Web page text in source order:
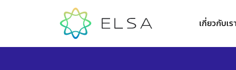
เกี่ยวกับเรา